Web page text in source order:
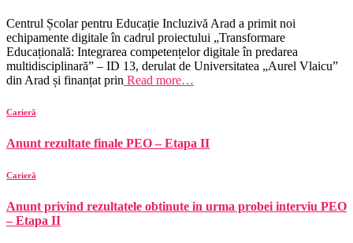
Centrul Școlar pentru Educație Incluzivă Arad a primit noi
echipamente digitale în cadrul proiectului „Transformare
Educațională: Integrarea competențelor digitale în predarea
multidisciplinară” – ID 13, derulat de Universitatea „Aurel Vlaicu”
din Arad și finanțat prin Read more…
Carieră
Anunt rezultate finale PEO – Etapa II
Carieră
Anunt privind rezultatele obtinute in urma probei interviu PEO
– Etapa II